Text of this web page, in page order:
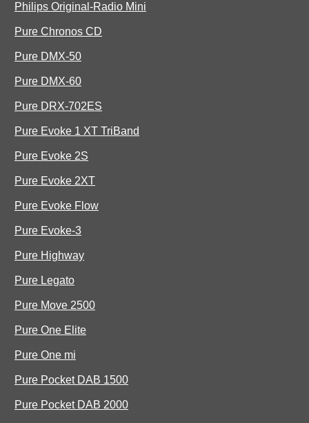
Philips Original-Radio Mini
Pure Chronos CD
Pure DMX-50
Pure DMX-60
Pure DRX-702ES
Pure Evoke 1 XT TriBand
Pure Evoke 2S
Pure Evoke 2XT
Pure Evoke Flow
Pure Evoke-3
Pure Highway
Pure Legato
Pure Move 2500
Pure One Elite
Pure One mi
Pure Pocket DAB 1500
Pure Pocket DAB 2000